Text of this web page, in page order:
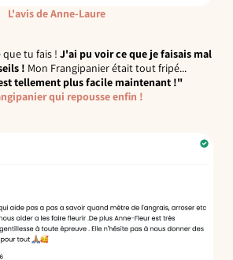
L'avis de Anne-Laure
tu fais ! J'ai pu voir ce que je faisais mal
! Mon Frangipanier était tout fripé...
tellement plus facile maintenant !"
qui repousse enfin !